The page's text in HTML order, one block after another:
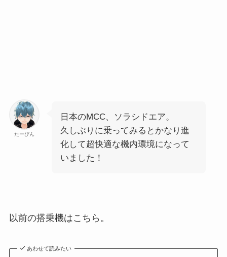
たーびん
日本のMCC、ソラシドエア。
久しぶりに乗ってみるとかなり進
化して超快適な機内環境になって
いました！
以前の搭乗機はこちら。
あわせて読みたい